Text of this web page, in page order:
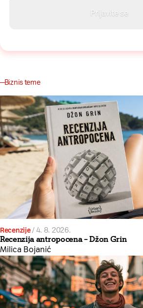
Biznis teme
Recenzije/4. 8. 2026.
Recenzija antropocena – Džon Grin
Milica Bojanić